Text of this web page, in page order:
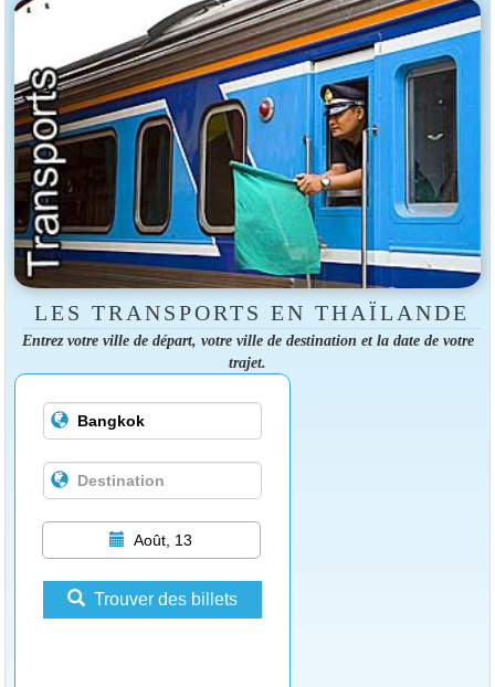
LES TRANSPORTS EN THAÏLANDE
Entrez votre ville de départ, votre ville de destination et la date de votre
trajet.
Août, 13
Trouver des billets